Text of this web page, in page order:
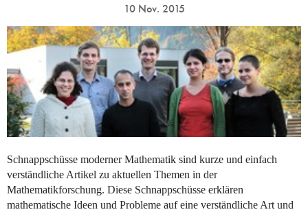
10 Nov. 2015
Schnappschüsse moderner Mathematik sind kurze und einfach
verständliche Artikel zu aktuellen Themen in der
Mathematikforschung. Diese Schnappschüsse erklären
mathematische Ideen und Probleme auf eine verständliche Art und